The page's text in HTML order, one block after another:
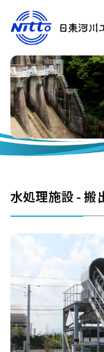
水処理施設 - 搬